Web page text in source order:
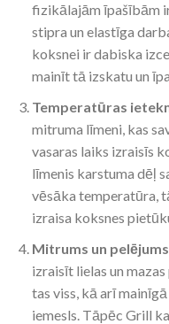
fizikālajām īpašībām
stipra un elastīga
koksnei ir dabiska
mainīt tā izskatu un
Temperatūras
mitruma līmeni, kas
vasaras laiks izraisīs
līmenis karstuma dēļ
vēsāka temperatūra,
izraisa koksnes
Mitrums un
izraisīt lielas un
tas viss, kā arī
iemesls. Tāpēc Grill